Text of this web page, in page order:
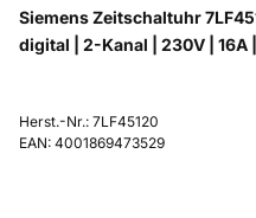
Siemens Zeitschaltuhr
digital | 2-Kanal | 230V | 16A
Herst.-Nr.: 7LF45120
EAN: 4001869473529